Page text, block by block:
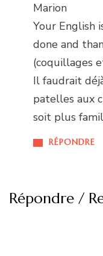
RÉPONDRE
Marion
Your English
done and
(coquillages
Il faudrait
patelles aux
soit plus
Répondre /